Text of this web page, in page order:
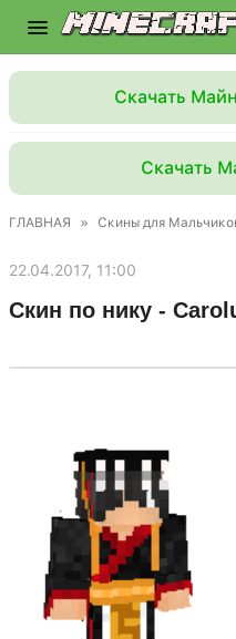
Скачать
Скачать
ГЛАВНАЯ » Скины для
22.04.2017, 11:00
Скин по нику -